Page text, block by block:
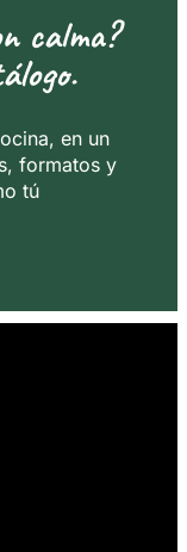
calma?
en un
formatos y
tú